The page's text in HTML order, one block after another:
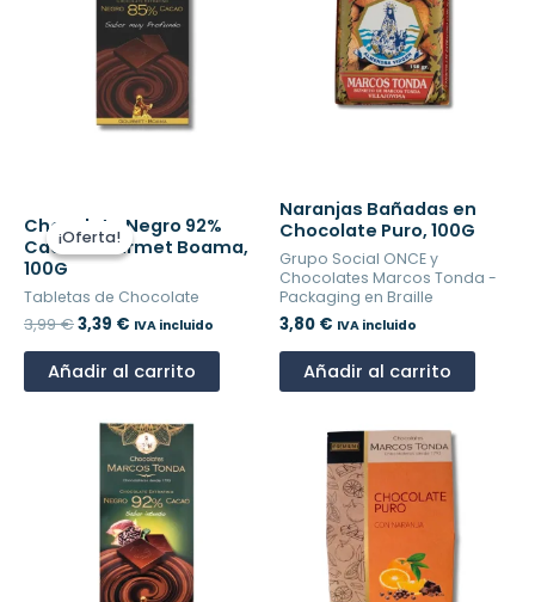
¡Oferta!
¡Oferta!
Chocolate Negro 92%
Cacao Gourmet Boama,
100G
Tabletas de Chocolate
3,99€
precio
original
era:
3,99 €.
3,39 €
precio
actual
3,39 €.
IVA incluido
Añadir al carrito
Naranjas Bañadas en
Chocolate Puro, 100G
Grupo Social ONCE y
Chocolates Marcos Tonda -
Packaging en Braille
3,80 € IVA incluido
Añadir al carrito